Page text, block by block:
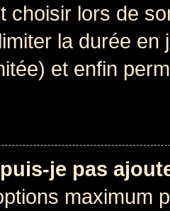
choisir lors de
la durée
et enfin
je pas
maximum